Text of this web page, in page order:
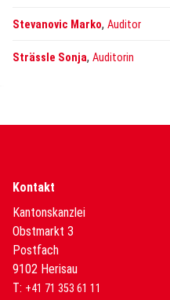
Stevanovic Marko, Auditor
Strässle Sonja, Auditorin
Kontakt
Kantonskanzlei
Obstmarkt 3
Postfach
9102 Herisau
T: +41 71 353 61 11